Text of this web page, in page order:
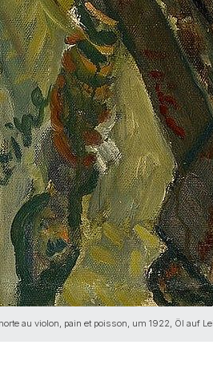
au violon, pain et poisson, um 1922, Öl auf